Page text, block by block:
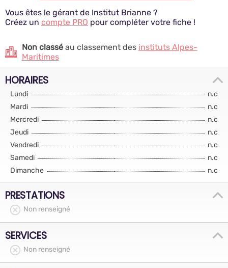
Vous êtes le gérant de Institut Brianne ?
Créez un compte PRO pour compléter votre fiche !
Non classéau classement des instituts Alpes-
Maritimes
HORAIRES
Lundi
n.c
Mardi
n.c
Mercredi
n.c
Jeudi
n.c
Vendredi
n.c
Samedi
n.c
Dimanche
n.c
PRESTATIONS
Non renseigné
SERVICES
Non renseigné